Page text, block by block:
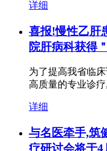
详细
喜报!慢性乙肝
院肝病科获得
为了提高我省临
高质量的专业诊
详细
与名医牵手,筑
疗研讨会将于4